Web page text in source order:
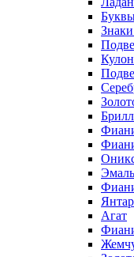
Кулон
Эмаль
Агат